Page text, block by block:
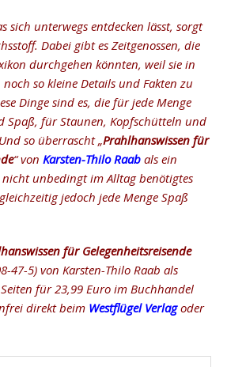
sich unterwegs entdecken lässt, sorgt
Dabei gibt es Zeitgenossen, die
durchgehen könnten, weil sie in
so kleine Details und Fakten zu
Dinge sind es, die für jede Menge
Spaß, für Staunen, Kopfschütteln und
so überrascht „Prahlhanswissen für
“ von Karsten-Thilo Raab als ein
unbedingt im Alltag benötigtes
jedoch jede Menge Spaß
für Gelegenheitsreisende
47-5) von Karsten-Thilo Raab als
für 23,99 Euro im Buchhandel
direkt beim Westflügel Verlag oder